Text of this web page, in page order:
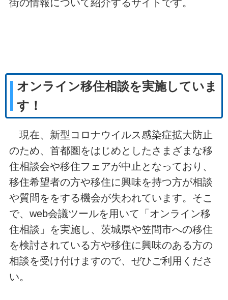
街の情報について紹介するサイトです。
オンライン移住相談を実施していま
す！
現在、新型コロナウイルス感染症拡大防止
のため、首都圏をはじめとしたさまざまな移
住相談会や移住フェアが中止となっており、
移住希望者の方や移住に興味を持つ方が相談
や質問ををする機会が失われています。そこ
で、web会議ツールを用いて「オンライン移
住相談」を実施し、茨城県や笠間市への移住
を検討されている方や移住に興味のある方の
相談を受け付けますので、ぜひご利用くださ
い。